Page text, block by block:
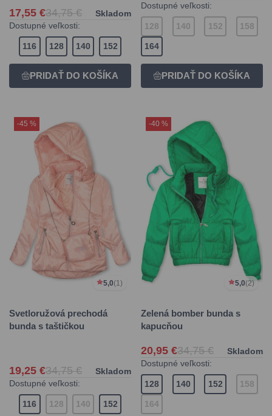
17,55 €34,75 €
Skladom
Dostupné veľkosti:
116 128 140 152
Dostupné veľkosti:
128 140 152 158
164
-45 %
5,0(1)
Svetloružová prechodá
bunda s taštičkou
19,25 €34,75 €
Skladom
Dostupné veľkosti:
116 128 140 152
-40 %
5,0(2)
Zelená bomber bunda s
kapucňou
20,95 €34,75 €
Skladom
Dostupné veľkosti:
128 140 152 158
164